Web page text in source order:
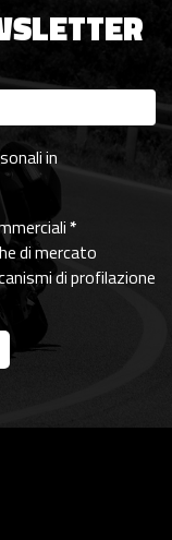
in
*
di mercato
di profilazione